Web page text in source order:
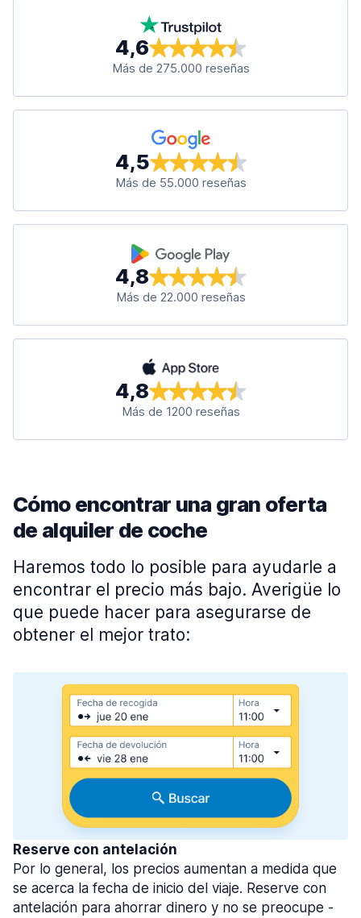
4,6
Más de 275.000 reseñas
4,5
Más de 55.000 reseñas
4,8
Más de 22.000 reseñas
4,8
Más de 1200 reseñas
Cómo encontrar una gran oferta
de alquiler de coche
Haremos todo lo posible para ayudarle a
encontrar el precio más bajo. Averigüe lo
que puede hacer para asegurarse de
obtener el mejor trato:
Reserve con antelación
Por lo general, los precios aumentan a medida que
se acerca la fecha de inicio del viaje. Reserve con
antelación para ahorrar dinero y no se preocupe -